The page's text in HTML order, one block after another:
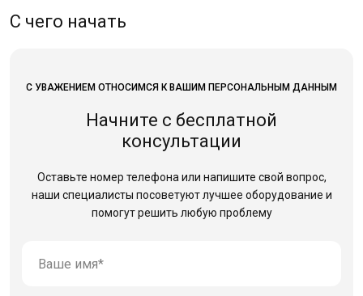
С чего начать
С УВАЖЕНИЕМ ОТНОСИМСЯ К ВАШИМ ПЕРСОНАЛЬНЫМ ДАННЫМ
Начните с бесплатной
консультации
Оставьте номер телефона или напишите свой вопрос,
наши специалисты посоветуют лучшее оборудование и
помогут решить любую проблему